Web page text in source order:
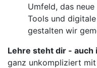
Umfeld, das
Tools und
gestalten wir
Lehre steht dir - auch
ganz unkompliziert